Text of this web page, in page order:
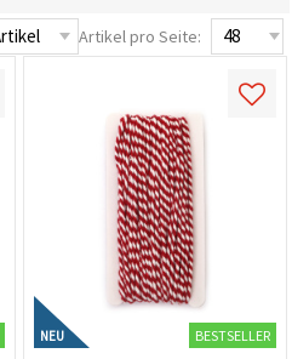
Artikel pro Seite:
NEU BESTSELLER